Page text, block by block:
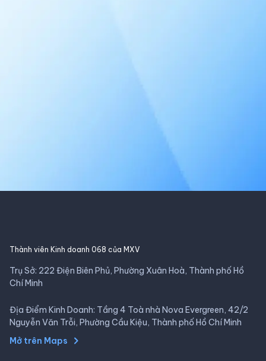
Thành viên Kinh doanh 068 của MXV
Trụ Sở: 222 Điện Biên Phủ, Phường Xuân Hoà, Thành phố Hồ
Chí Minh
Địa Điểm Kinh Doanh: Tầng 4 Toà nhà Nova Evergreen, 42/2
Nguyễn Văn Trỗi, Phường Cầu Kiệu, Thành phố Hồ Chí Minh
Mở trên Maps